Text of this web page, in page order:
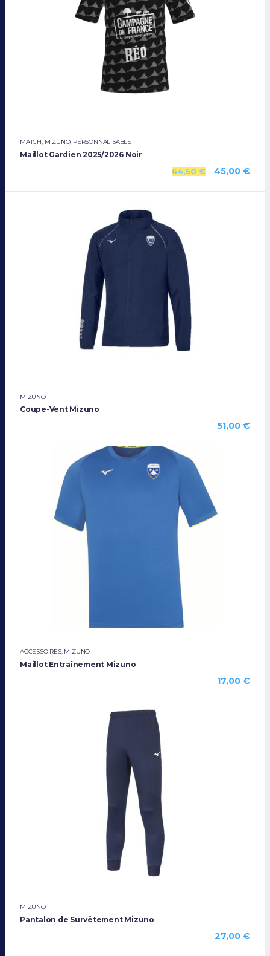
MATCH, MIZUNO, PERSONNALISABLE
Maillot Gardien 2025/2026 Noir
64,50€ 45,00 €
MIZUNO
Coupe-Vent Mizuno
51,00 €
ACCESSOIRES, MIZUNO
Maillot Entraînement Mizuno
17,00 €
MIZUNO
Pantalon de Survêtement Mizuno
27,00 €